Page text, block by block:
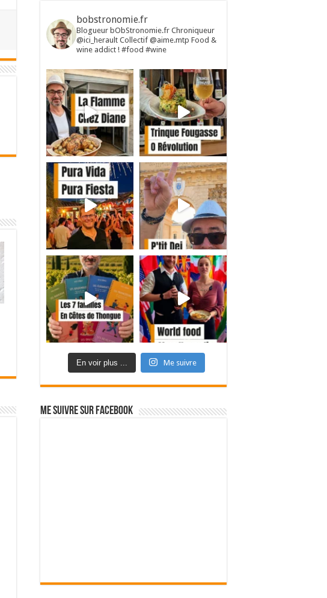
bobstronomie.fr
Blogueur bObStronomie.fr Chroniqueur
@ici_herault Collectif @aime.mtp Food &
wine addict ! #food #wine
En voir plus ... Me suivre
Me suivre sur Facebook